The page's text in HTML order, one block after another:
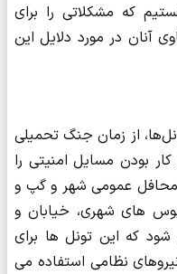
که مشکلاتی را برای
آنان در مورد دلایل این
از زمان جنگ تحمیلی
بودن مسایل امنیتی را
محافل عمومی شهر و گپ و
های شهری، خیابان و
که این تونل ها برای
نظامی استفاده می